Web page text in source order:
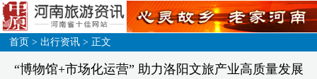
首页 >出行资讯 > 正文
“博物馆+市场化运营” 助力洛阳文旅产业高质量发展